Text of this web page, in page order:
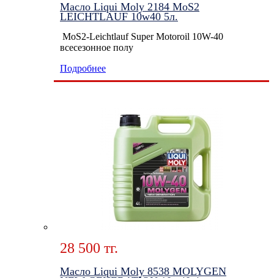
Масло Liqui Moly 2184 MoS2
LEICHTLAUF 10w40 5л.
MoS2-Leichtlauf Super Motoroil 10W-40
всесезонное полу
Подробнее
28 500 тг.
Масло Liqui Moly 8538 MOLYGEN